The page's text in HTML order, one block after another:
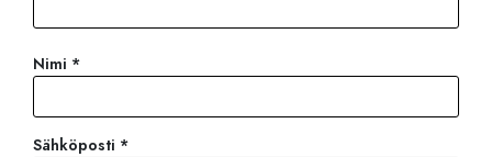
Nimi *
Sähköposti *